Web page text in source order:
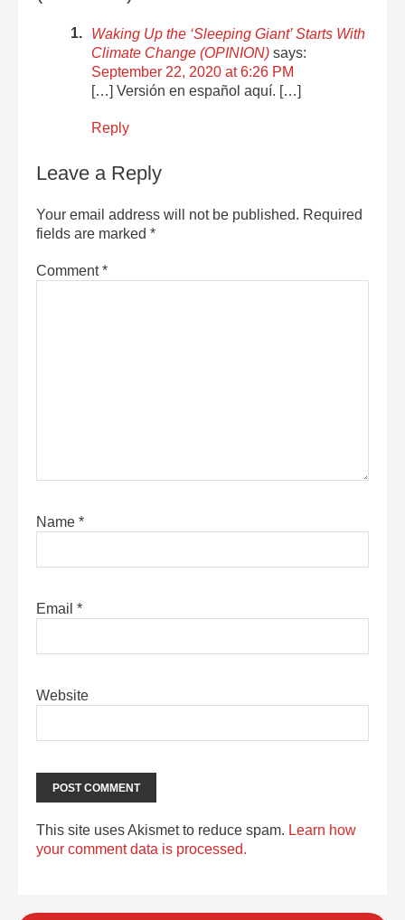
Waking Up the ‘Sleeping Giant’ Starts With
Climate Change (OPINION) says:
September 22, 2020 at 6:26 PM
[…] Versión en español aquí. […]
Reply
Leave a Reply
Your email address will not be published. Required
fields are marked *
Comment*
Name *
Email *
Website
This site uses Akismet to reduce spam. Learn how
your comment data is processed.